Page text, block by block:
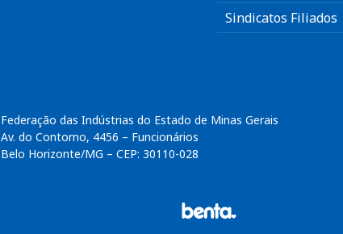
Sindicatos Filiados
Federação das Indústrias do Estado de Minas Gerais
Av. do Contorno, 4456 – Funcionários
Belo Horizonte/MG – CEP: 30110-028